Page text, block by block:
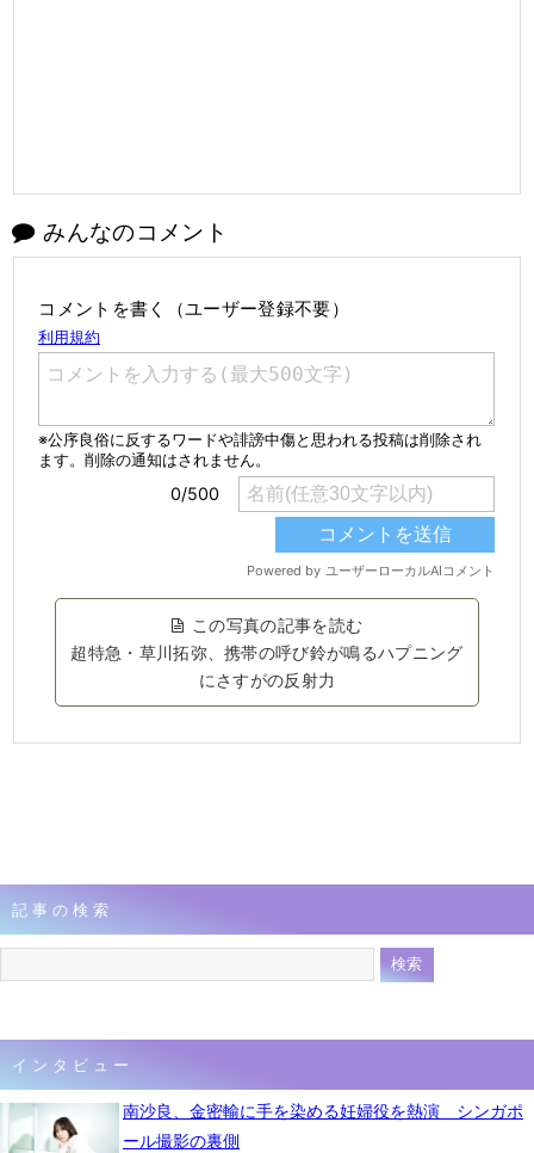
みんなのコメント
コメントを書く（ユーザー登録不要）
この写真の記事を読む
超特急・草川拓弥、携帯の呼び鈴が鳴るハプニング
にさすがの反射力
記事の検索
インタビュー
南沙良、金密輸に手を染める妊婦役を熱演 シンガポ
ール撮影の裏側